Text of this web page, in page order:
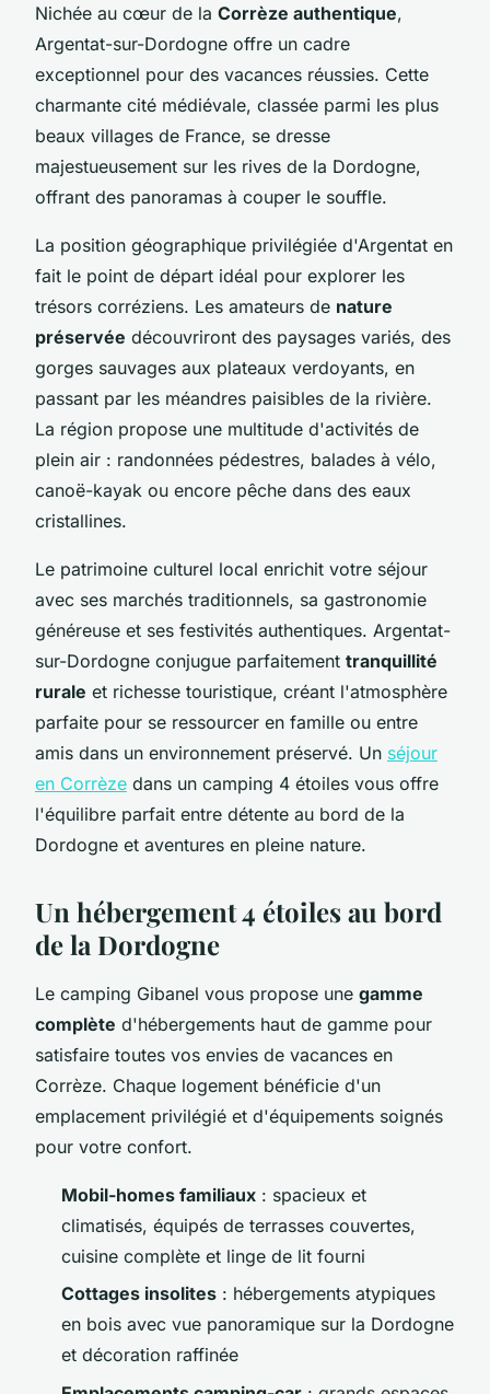
Nichée au cœur de la Corrèze authentique,
Argentat-sur-Dordogne offre un cadre
exceptionnel pour des vacances réussies. Cette
charmante cité médiévale, classée parmi les plus
beaux villages de France, se dresse
majestueusement sur les rives de la Dordogne,
offrant des panoramas à couper le souffle.
La position géographique privilégiée d'Argentat en
fait le point de départ idéal pour explorer les
trésors corréziens. Les amateurs de nature
préservée découvriront des paysages variés, des
gorges sauvages aux plateaux verdoyants, en
passant par les méandres paisibles de la rivière.
La région propose une multitude d'activités de
plein air : randonnées pédestres, balades à vélo,
canoë-kayak ou encore pêche dans des eaux
cristallines.
Le patrimoine culturel local enrichit votre séjour
avec ses marchés traditionnels, sa gastronomie
généreuse et ses festivités authentiques. Argentat-
sur-Dordogne conjugue parfaitement tranquillité
rurale et richesse touristique, créant l'atmosphère
parfaite pour se ressourcer en famille ou entre
amis dans un environnement préservé. Un séjour
en Corrèze dans un camping 4 étoiles vous offre
l'équilibre parfait entre détente au bord de la
Dordogne et aventures en pleine nature.
Un hébergement 4 étoiles au bord
de la Dordogne
Le camping Gibanel vous propose une gamme
complète d'hébergements haut de gamme pour
satisfaire toutes vos envies de vacances en
Corrèze. Chaque logement bénéficie d'un
emplacement privilégié et d'équipements soignés
pour votre confort.
Mobil-homes familiaux : spacieux et
climatisés, équipés de terrasses couvertes,
cuisine complète et linge de lit fourni
Cottages insolites : hébergements atypiques
en bois avec vue panoramique sur la Dordogne
et décoration raffinée